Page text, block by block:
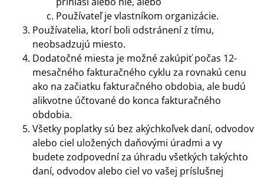
Používateľ je vlastníkom organizácie.
Používatelia, ktorí boli odstránení z tímu,
neobsadzujú miesto.
Dodatočné miesta je možné zakúpiť počas 12-
mesačného fakturačného cyklu za rovnakú cenu
ako na začiatku fakturačného obdobia, ale budú
alikvotne účtované do konca fakturačného
obdobia.
Všetky poplatky sú bez akýchkoľvek daní, odvodov
alebo ciel uložených daňovými úradmi a vy
budete zodpovední za úhradu všetkých takýchto
daní, odvodov alebo ciel vo vašej príslušnej